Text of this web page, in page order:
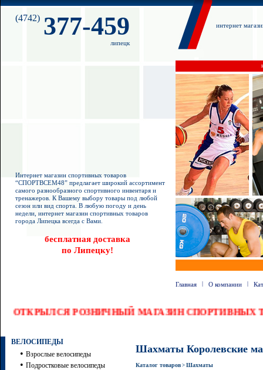
(4742) 377-459
липецк
интернет
Интернет магазин спортивных товаров
“СПОРТВСЕМ48” предлагает широкий ассортимент
самого разнообразного спортивного инвентаря и
тренажеров. К Вашему выбору товары под любой
сезон или вид спорта. В любую погоду и день
недели, интернет магазин спортивных товаров
города Липецка всегда с Вами.
бесплатная доставка
по Липецку!
Главная | О компании |
ОТКРЫЛСЯ РОЗНИЧНЫЙ МАГАЗИН
ВЕЛОСИПЕДЫ
• Взрослые велосипеды
• Подростковые велосипеды
Шахматы Королевские
Каталог товаров > Шахматы